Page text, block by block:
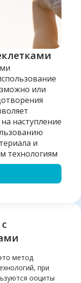
или
наступление
и
технологиям
метод
при
ооциты